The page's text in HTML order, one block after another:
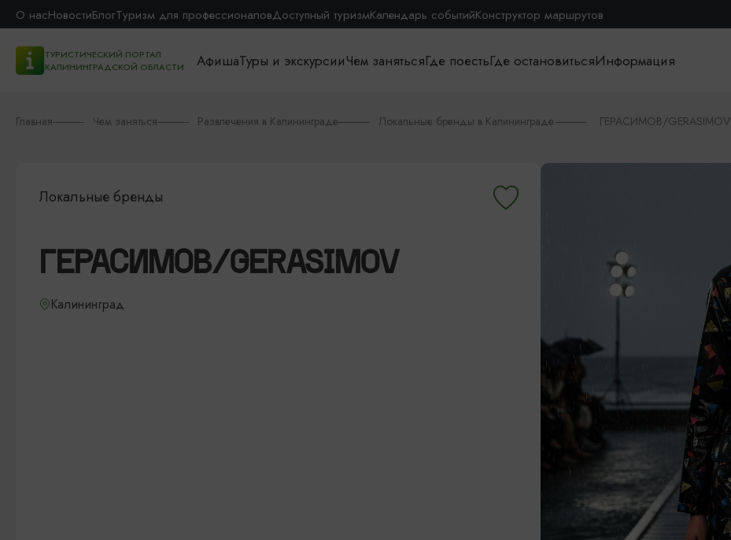
О насНовостиБлогТуризм для профессионаловДоступный туризмКалендарь событийКонструктор маршрутов
ТУРИСТИЧЕСКИЙ ПОРТАЛ
КАЛИНИНГРАДСКОЙ ОБЛАСТИ
АфишаТуры и экскурсииЧем занятьсяГде поестьГде остановитьсяИнформация
Главная Чем заняться Развлечения в Калининграде Локальные бренды в Калининграде ГЕРАСИМОВ/GERASIMOV
Локальные бренды
ГЕРАСИМОВ/GERASIMOV
Калининград